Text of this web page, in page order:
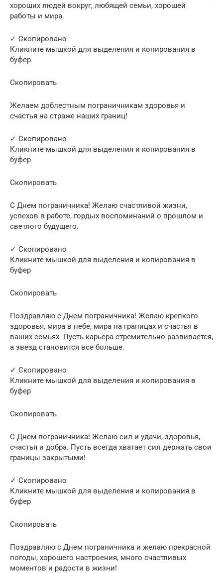
хороших людей вокруг, любящей семьи, хорошей
работы и мира.
✓ Скопировано
Кликните мышкой для выделения и копирования в
буфер
Скопировать
Желаем доблестным пограничникам здоровья и
счастья на страже наших границ!
✓ Скопировано
Кликните мышкой для выделения и копирования в
буфер
Скопировать
С Днем пограничника! Желаю счастливой жизни,
успехов в работе, гордых воспоминаний о прошлом и
светлого будущего.
✓ Скопировано
Кликните мышкой для выделения и копирования в
буфер
Скопировать
Поздравляю с Днем пограничника! Желаю крепкого
здоровья, мира в небе, мира на границах и счастья в
ваших семьях. Пусть карьера стремительно развивается,
а звезд становится все больше.
✓ Скопировано
Кликните мышкой для выделения и копирования в
буфер
Скопировать
С Днем пограничника! Желаю сил и удачи, здоровья,
счастья и добра. Пусть всегда хватает сил держать свои
границы закрытыми!
✓ Скопировано
Кликните мышкой для выделения и копирования в
буфер
Скопировать
Поздравляю с Днем пограничника и желаю прекрасной
погоды, хорошего настроения, много счастливых
моментов и радости в жизни!